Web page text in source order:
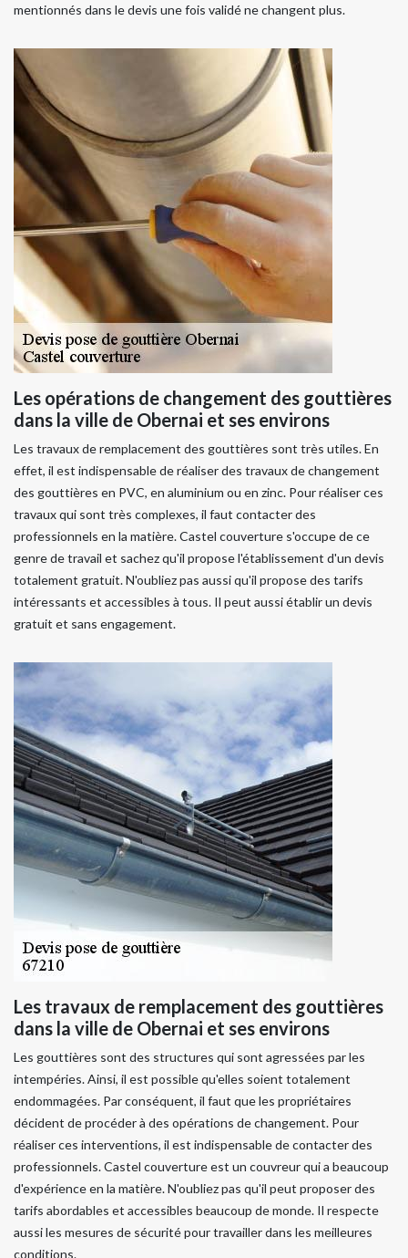
mentionnés dans le devis une fois validé ne changent plus.
Les opérations de changement des gouttières
dans la ville de Obernai et ses environs
Les travaux de remplacement des gouttières sont très utiles. En
effet, il est indispensable de réaliser des travaux de changement
des gouttières en PVC, en aluminium ou en zinc. Pour réaliser ces
travaux qui sont très complexes, il faut contacter des
professionnels en la matière. Castel couverture s'occupe de ce
genre de travail et sachez qu'il propose l'établissement d'un devis
totalement gratuit. N'oubliez pas aussi qu'il propose des tarifs
intéressants et accessibles à tous. Il peut aussi établir un devis
gratuit et sans engagement.
Les travaux de remplacement des gouttières
dans la ville de Obernai et ses environs
Les gouttières sont des structures qui sont agressées par les
intempéries. Ainsi, il est possible qu'elles soient totalement
endommagées. Par conséquent, il faut que les propriétaires
décident de procéder à des opérations de changement. Pour
réaliser ces interventions, il est indispensable de contacter des
professionnels. Castel couverture est un couvreur qui a beaucoup
d'expérience en la matière. N'oubliez pas qu'il peut proposer des
tarifs abordables et accessibles beaucoup de monde. Il respecte
aussi les mesures de sécurité pour travailler dans les meilleures
conditions.